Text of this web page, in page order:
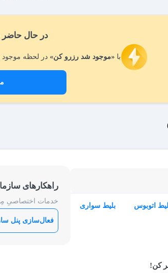
در حال
با «موجود شد رزرو کن» در لحظه
اتوبوس بلیط سواری
راهکارهای
خدمات اختصاصیِ
فعال‌سازی پنل
کن!